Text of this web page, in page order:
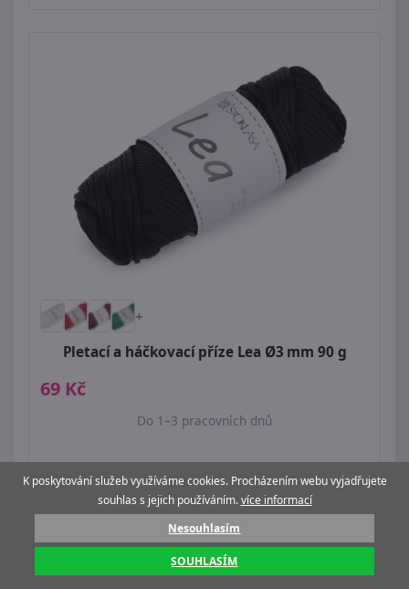
+
Pletací a háčkovací příze Lea Ø3 mm 90 g
69 Kč
Do 1–3 pracovních dnů
K poskytování služeb využíváme cookies. Procházením webu vyjadřujete
souhlas s jejich používáním.více informací
Nesouhlasím
SOUHLASÍM